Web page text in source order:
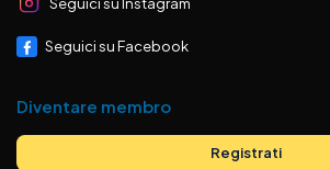
Seguici su Facebook
Diventare membro
Registrati